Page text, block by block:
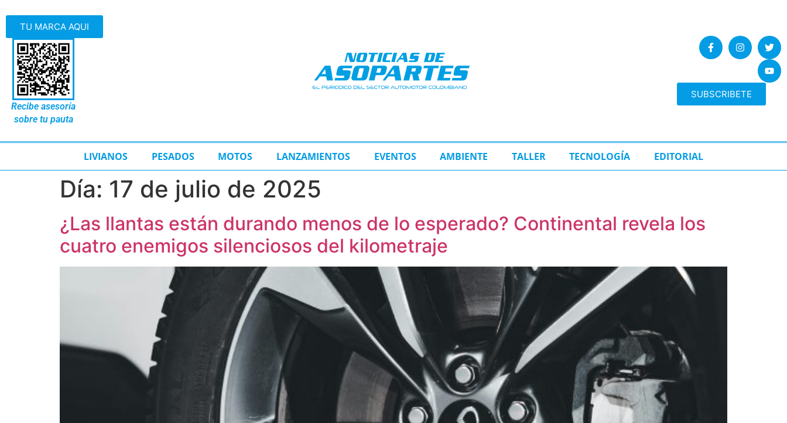
TU MARCA AQUI
Recibe asesoría
sobre tu pauta
SUBSCRIBETE
LIVIANOS PESADOS MOTOS LANZAMIENTOS EVENTOS AMBIENTE TALLER TECNOLOGÍA EDITORIAL
Día: 17 de julio de 2025
¿Las llantas están durando menos de lo esperado? Continental revela los
cuatro enemigos silenciosos del kilometraje